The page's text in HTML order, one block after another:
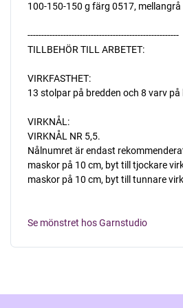
100-150-150 g färg 0517, mellangrå
-------------------------------------------------------
TILLBEHÖR TILL ARBETET:
VIRKFASTHET:
13 stolpar på bredden och 8 varv på
VIRKNÅL:
VIRKNÅL NR 5,5.
Nålnumret är endast
maskor på 10 cm, byt till tjockare
maskor på 10 cm, byt till tunnare
Se mönstret hos Garnstudio